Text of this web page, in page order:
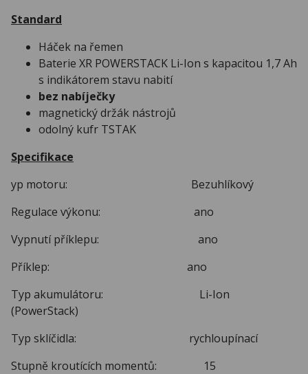
Standard
Háček na řemen
Baterie XR POWERSTACK Li-Ion s kapacitou 1,7 Ah
s indikátorem stavu nabití
bez nabíječky
magnetický držák nástrojů
odolný kufr TSTAK
Specifikace
yp motoru: Bezuhlíkový
Regulace výkonu: ano
Vypnutí příklepu: ano
Příklep: ano
Typ akumulátoru: Li-Ion
(PowerStack)
Typ sklíčidla: rychloupínací
Stupně kroutících momentů: 15